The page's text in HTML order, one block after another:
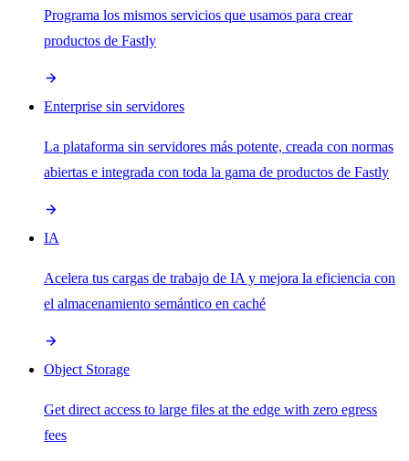
Programa los mismos servicios que usamos para crear
productos de Fastly
Enterprise sin servidores
La plataforma sin servidores más potente, creada con normas
abiertas e integrada con toda la gama de productos de Fastly
IA
Acelera tus cargas de trabajo de IA y mejora la eficiencia con
el almacenamiento semántico en caché
Object Storage
Get direct access to large files at the edge with zero egress
fees